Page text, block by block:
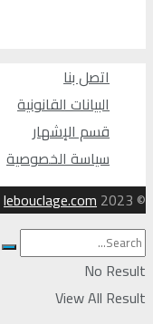
اتصل بنا
البيانات القانونية
قسم الإشهار
سياسة الخصوصية
© 2023
lebouclage.com
No Result
View All Result